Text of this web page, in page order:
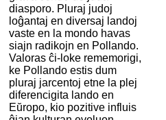
diasporo. Pluraj judoj
loĝantaj en diversaj landoj
vaste en la mondo havas
siajn radikojn en Pollando.
Valoras ĉi-loke rememorigi,
ke Pollando estis dum
pluraj jarcentoj etne la plej
diferencigita lando en
Eŭropo, kio pozitive influis